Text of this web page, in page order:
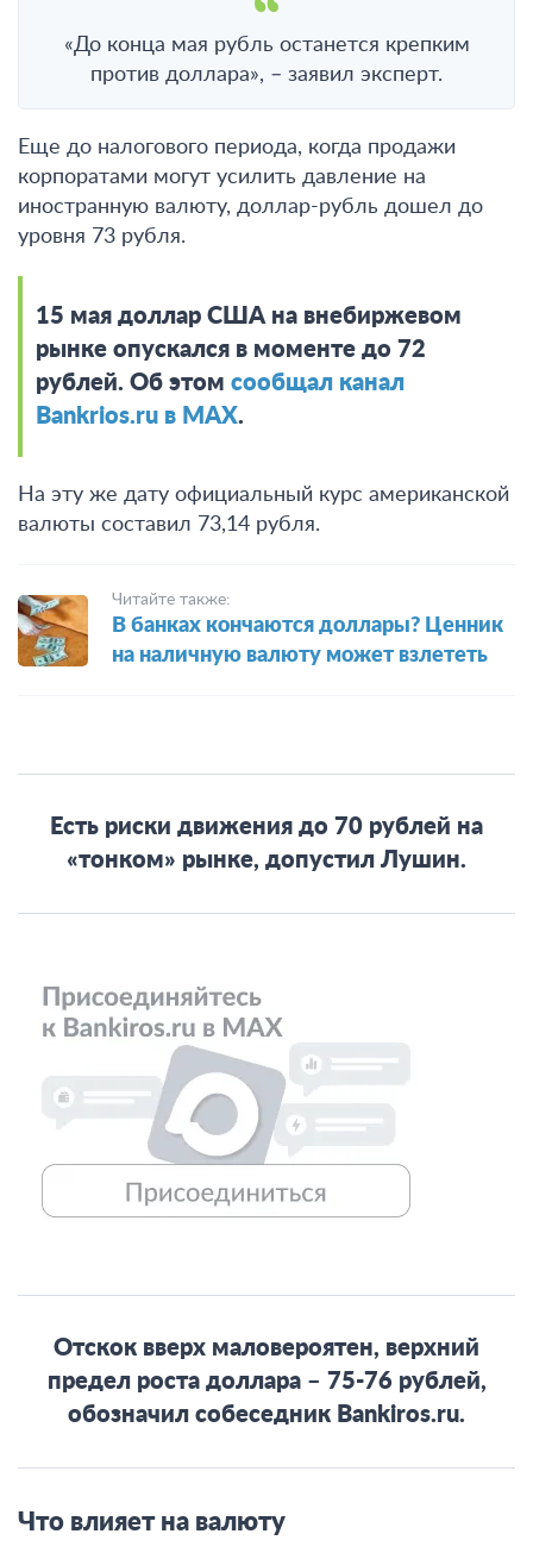
«До конца мая рубль останется крепким
против доллара», – заявил эксперт.
Еще до налогового периода, когда продажи
корпоратами могут усилить давление на
иностранную валюту, доллар-рубль дошел до
уровня 73 рубля.
15 мая доллар США на внебиржевом
рынке опускался в моменте до 72
рублей. Об этом сообщал канал
Bankrios.ru в MAX.
На эту же дату официальный курс американской
валюты составил 73,14 рубля.
Читайте также:
В банках кончаются доллары? Ценник
на наличную валюту может взлететь
Есть риски движения до 70 рублей на
«тонком» рынке, допустил Лушин.
Отскок вверх маловероятен, верхний
предел роста доллара – 75-76 рублей,
обозначил собеседник Bankiros.ru.
Что влияет на валюту